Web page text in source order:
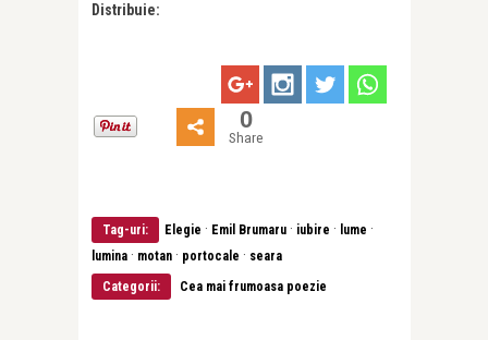
Distribuie:
0
Share
Tag-uri: Elegie · Emil Brumaru · iubire · lume ·
lumina · motan · portocale · seara
Categorii:
Cea mai frumoasa poezie